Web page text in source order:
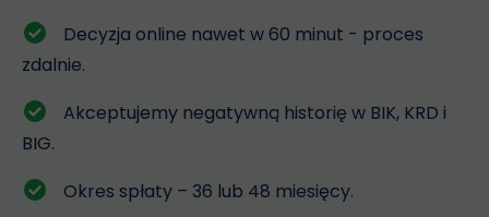
Decyzja online nawet w 60 minut - proces
zdalnie.
Akceptujemy negatywną historię w BIK, KRD i
BIG.
Okres spłaty – 36 lub 48 miesięcy.